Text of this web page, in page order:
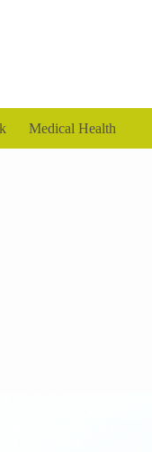
Medical Health